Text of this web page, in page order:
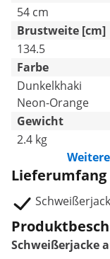
54 cm
Brustweite [cm]
134.5
Farbe
Dunkelkhaki
Neon-Orange
Gewicht
2.4 kg
Lieferumfang
Schweißerjacke